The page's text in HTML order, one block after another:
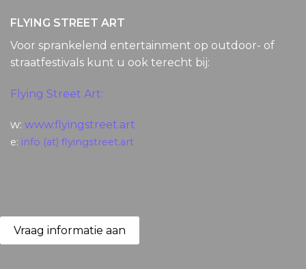
FLYING STREET ART
Voor sprankelend entertainment op outdoor- of
straatfestivals kunt u ook terecht bij:
Flying Street Art:
w: www.flyingstreet.art
e: info (at) flyingstreet.art
Vraag informatie aan